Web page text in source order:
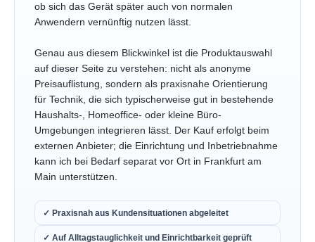
ob sich das Gerät später auch von normalen
Anwendern vernünftig nutzen lässt.
Genau aus diesem Blickwinkel ist die Produktauswahl
auf dieser Seite zu verstehen: nicht als anonyme
Preisauflistung, sondern als praxisnahe Orientierung
für Technik, die sich typischerweise gut in bestehende
Haushalts-, Homeoffice- oder kleine Büro-
Umgebungen integrieren lässt. Der Kauf erfolgt beim
externen Anbieter; die Einrichtung und Inbetriebnahme
kann ich bei Bedarf separat vor Ort in Frankfurt am
Main unterstützen.
✓ Praxisnah aus Kundensituationen abgeleitet
✓ Auf Alltagstauglichkeit und Einrichtbarkeit geprüft